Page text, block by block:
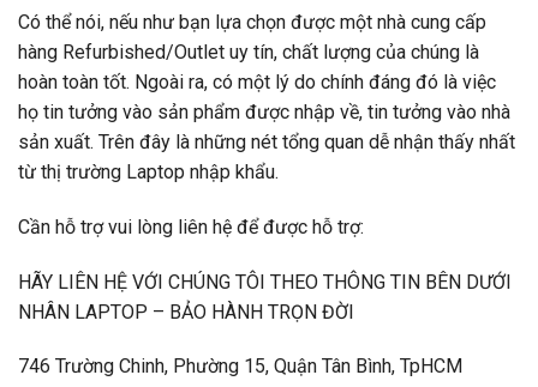
Có thể nói, nếu như bạn lựa chọn được một nhà cung cấp
hàng Refurbished/Outlet uy tín, chất lượng của chúng là
hoàn toàn tốt. Ngoài ra, có một lý do chính đáng đó là việc
họ tin tưởng vào sản phẩm được nhập về, tin tưởng vào nhà
sản xuất. Trên đây là những nét tổng quan dễ nhận thấy nhất
từ thị trường Laptop nhập khẩu.
Cần hỗ trợ vui lòng liên hệ để được hỗ trợ:
HÃY LIÊN HỆ VỚI CHÚNG TÔI THEO THÔNG TIN BÊN DƯỚI
NHÂN LAPTOP – BẢO HÀNH TRỌN ĐỜI
746 Trường Chinh, Phường 15, Quận Tân Bình, TpHCM